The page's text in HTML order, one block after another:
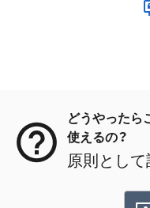
どうやったら
使えるの？
原則とし